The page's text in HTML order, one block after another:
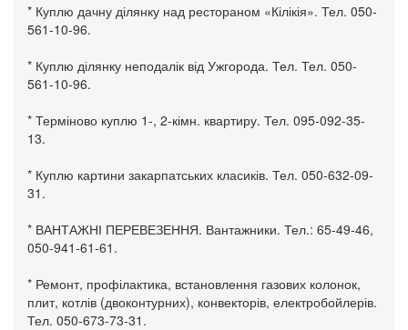
* Куплю дачну ділянку над рестораном «Кілікія». Тел. 050-
561-10-96.
* Куплю ділянку неподалік від Ужгорода. Тел. Тел. 050-
561-10-96.
* Терміново куплю 1-, 2-кімн. квартиру. Тел. 095-092-35-
13.
* Куплю картини закарпатських класиків. Тел. 050-632-09-
31.
* ВАНТАЖНІ ПЕРЕВЕЗЕННЯ. Вантажники. Тел.: 65-49-46,
050-941-61-61.
* Ремонт, профілактика, встановлення газових колонок,
плит, котлів (двоконтурних), конвекторів, електробойлерів.
Тел. 050-673-73-31.